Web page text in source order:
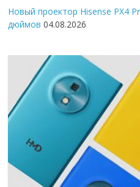
Новый проектор Hisense PX4
дюймов 04.08.2026